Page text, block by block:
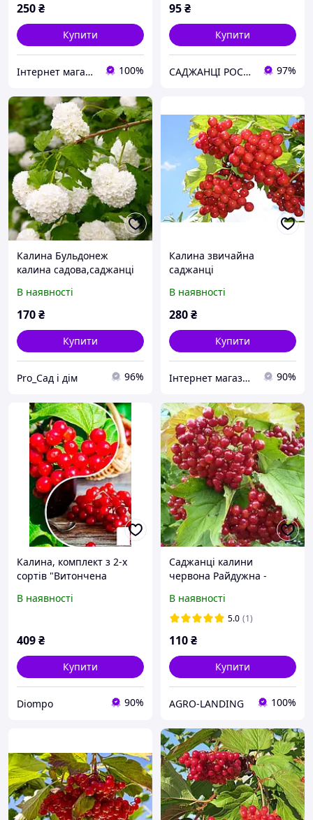
250₴
Купити
Інтернет магазин"Green diamonds" 100%
95₴
Купити
САДЖАНЦІ РОСЛИН Tania BETS 97%
Калина Бульдонеж
калина садова,саджанці
В наявності
170₴
Купити
Pro_Сад і дім 96%
Калина звичайна
саджанці
горщиках
В наявності
280₴
Купити
Інтернет магазин Kvitlife 90%
Калина, комплект з 2-х
сортів "Витончена
summer resident) 2шт
В наявності
409₴
Купити
Diompo 90%
Саджанці калини
червона Райдужна -
зимостійка
В наявності
5.0 (1)
110₴
Купити
AGRO-LANDING 100%